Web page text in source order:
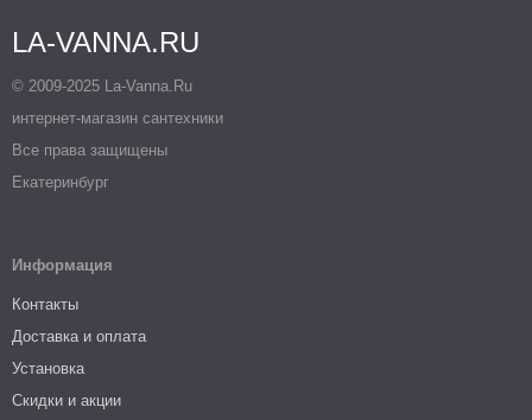
LA-VANNA.RU
© 2009-2025 La-Vanna.Ru
интернет-магазин сантехники
Все права защищены
Екатеринбург
Информация
Контакты
Доставка и оплата
Установка
Скидки и акции